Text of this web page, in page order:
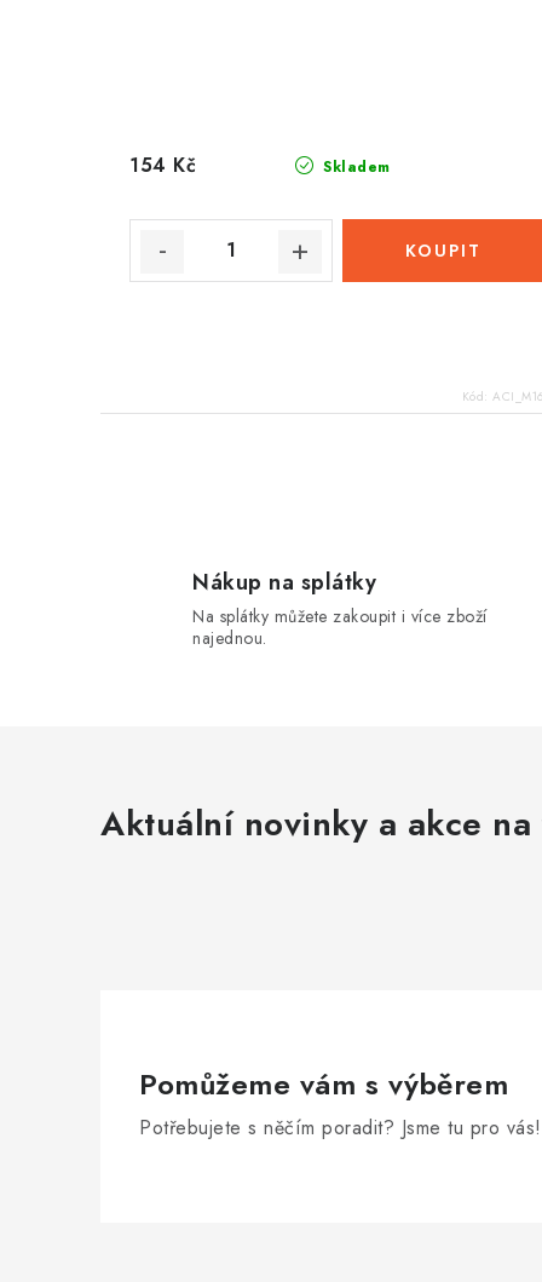
Skladem
154 Kč
Kód:
p
Nákup na splátky
Na splátky můžete zakoupit i více zboží
najednou.
Aktuální novinky a akce na
Pomůžeme vám s výběrem
Potřebujete s něčím poradit? Jsme tu pro vás!